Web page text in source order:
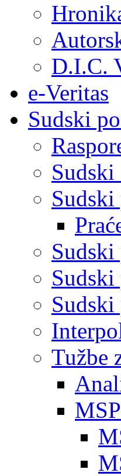
D.I.C.
e-Veritas
Sudski
Sudski
Tužbe